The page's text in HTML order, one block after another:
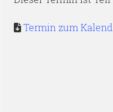
Termin zum